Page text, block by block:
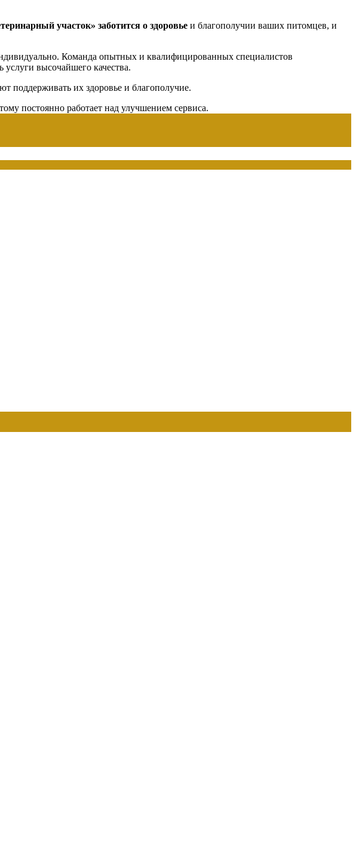
участок» заботится о здоровье и благополучии ваших питомцев, и
Команда опытных и квалифицированных специалистов
услуги высочайшего качества.
поддерживать их здоровье и благополучие.
постоянно работает над улучшением сервиса.